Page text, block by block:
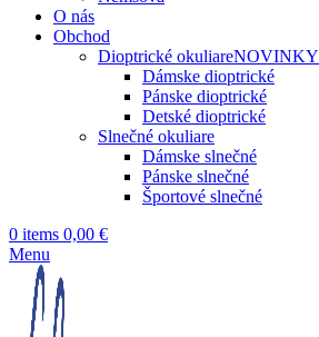
O nás
Obchod
Dioptrické okuliareNOVINKY
Dámske dioptrické
Pánske dioptrické
Detské dioptrické
Slnečné okuliare
Dámske slnečné
Pánske slnečné
Športové slnečné
0 items 0,00 €
Menu